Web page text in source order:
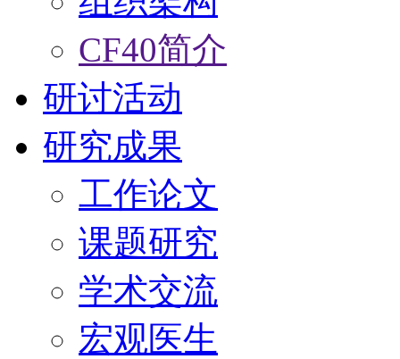
CF40简介
研讨活动
研究成果
工作论文
课题研究
学术交流
宏观医生